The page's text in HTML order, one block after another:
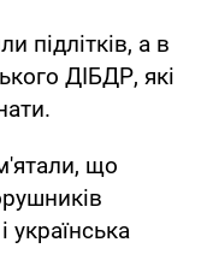
підлітків, а в
ДІБДР, які
що
українська